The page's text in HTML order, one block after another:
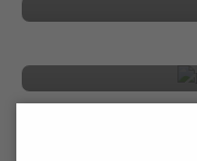
18.
16.